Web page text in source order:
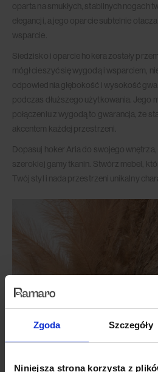
Zgoda Szczegóły
Niniejsza strona korzysta z
oparta na smukłych, stabilnych nogach
elegancji, a jego oparcie subtelnie
wsparcie.
Siedzisko i oparcie hokera zostały
mógł cieszyć się wygodą i wsparciem,
odpowiednia głębokość i wysokość
podczas dłuższego użytkowania. Jego
połączeniu z wygodą to gwarancja, że
akcentem każdej przestrzeni.
Dopasuj hoker Aria do swojego
szerokiej gamy tkanin. Stwórz mebel,
Twój styl i nada przestrzeni unikalny